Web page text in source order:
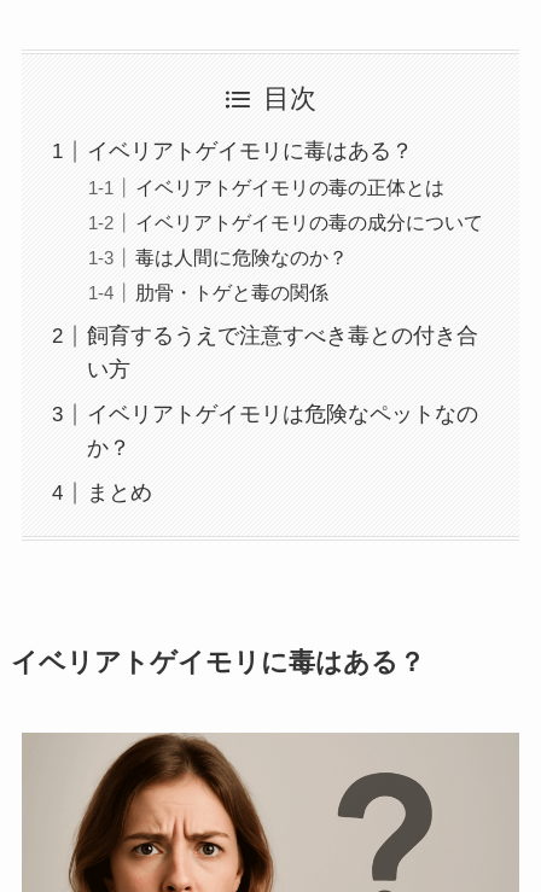
目次
イベリアトゲイモリに毒はある？
イベリアトゲイモリの毒の正体とは
イベリアトゲイモリの毒の成分について
毒は人間に危険なのか？
肋骨・トゲと毒の関係
飼育するうえで注意すべき毒との付き合
い方
イベリアトゲイモリは危険なペットなの
か？
まとめ
イベリアトゲイモリに毒はある？